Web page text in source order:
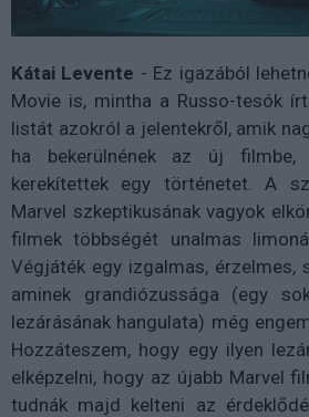
Kátai Levente - Ez igazából
Movie is, mintha a Russo-tesók
listát azokról a jelentekről, amik
ha bekerülnének az új
kerekítettek egy történetet. A
Marvel szkeptikusának vagyok
filmek többségét unalmas
Végjáték egy izgalmas, érzelmes,
aminek grandiózussága (egy
lezárásának hangulata) még
Hozzáteszem, hogy egy ilyen
elképzelni, hogy az újabb Marvel
tudnák majd kelteni az